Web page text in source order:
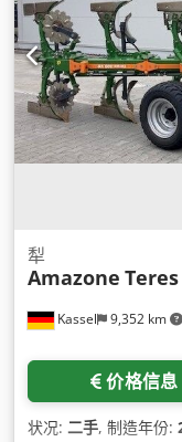
Kassel 9,352 km
犁
Amazone Teres
价格信息
状况: 二手, 制造年份: